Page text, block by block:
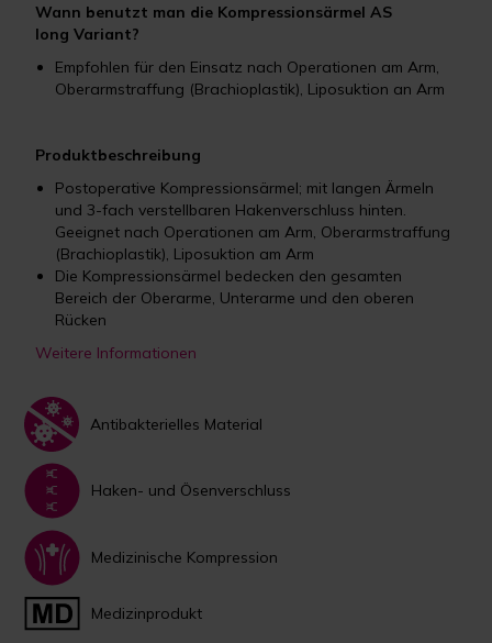
Wann benutzt man die Kompressionsärmel AS
long Variant?
Empfohlen für den Einsatz nach Operationen am Arm,
Oberarmstraffung (Brachioplastik), Liposuktion an Arm
Produktbeschreibung
Postoperative Kompressionsärmel; mit langen Ärmeln
und 3-fach verstellbaren Hakenverschluss hinten.
Geeignet nach Operationen am Arm, Oberarmstraffung
(Brachioplastik), Liposuktion am Arm
Die Kompressionsärmel bedecken den gesamten
Bereich der Oberarme, Unterarme und den oberen
Rücken
Weitere Informationen
Antibakterielles Material
Haken- und Ösenverschluss
Medizinische Kompression
Medizinprodukt